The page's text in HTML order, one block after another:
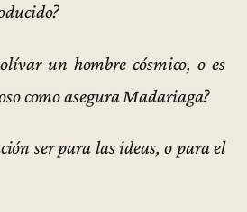
un hombre cósmico, o es
como asegura Madariaga?
ser para las ideas, o para el